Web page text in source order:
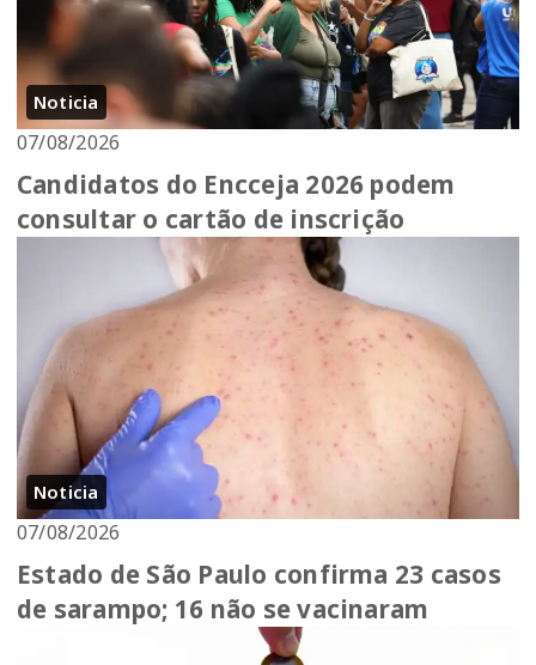
Noticia
07/08/2026
Candidatos do Encceja 2026 podem
consultar o cartão de inscrição
Noticia
07/08/2026
Estado de São Paulo confirma 23 casos
de sarampo; 16 não se vacinaram